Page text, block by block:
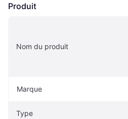
Produit
Nom du produit
Marque
Type